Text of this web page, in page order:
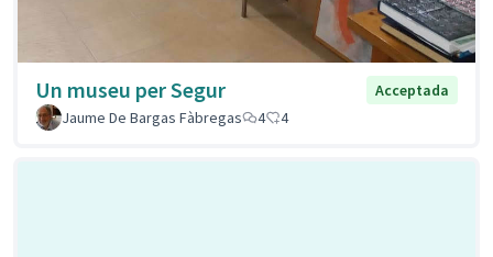
Un museu per Segur
Acceptada
Jaume De Bargas Fàbregas
4 4